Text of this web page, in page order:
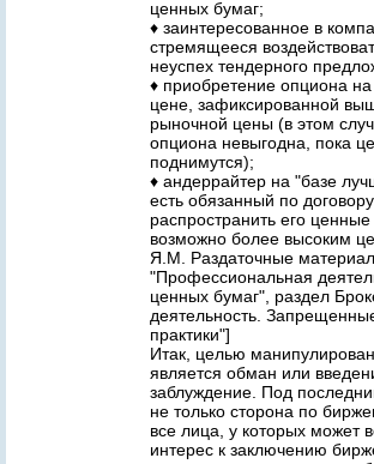
ценных бумаг;
♦ заинтересованное в
стремящееся
неуспех тендерного
♦ приобретение опциона на
цене, зафиксированной
рыночной цены (в этом
опциона невыгодна, пока
поднимутся);
♦ андеррайтер на "базе
есть обязанный по
распространить его
возможно более высоким
Я.М. Раздаточные
"Профессиональная
ценных бумаг", раздел
деятельность.
практики"]
Итак, целью
является обман или
заблуждение. Под
не только сторона по
все лица, у которых может
интерес к заключению